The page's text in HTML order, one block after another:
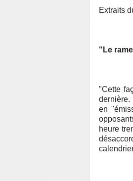
Extraits
"Le
"Cette
dernière.
en
heure